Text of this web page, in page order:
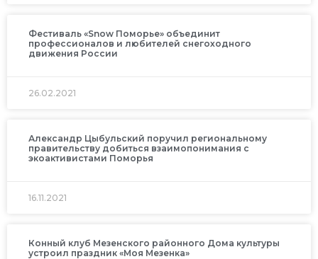
Фестиваль «Snow Поморье» объединит
профессионалов и любителей снегоходного
движения России
26.02.2021
Александр Цыбульский поручил региональному
правительству добиться взаимопонимания с
экоактивистами Поморья
16.11.2021
Конный клуб Мезенского районного Дома культуры
устроил праздник «Моя Мезенка»